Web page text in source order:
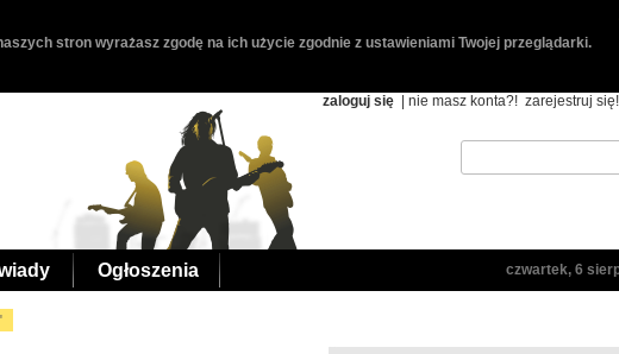
stron wyrażasz zgodę na ich użycie zgodnie z ustawieniami Twojej przeglądarki.
zaloguj się | nie masz konta?! zarejestruj się!
Ogłoszenia czwartek, 6